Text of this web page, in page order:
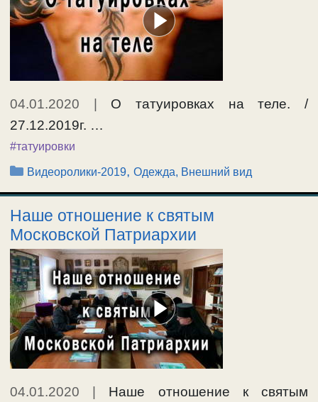
04.01.2020
О татуировках на теле. /
27.12.2019г. …
#татуировки
Рубрики
Видеоролики-2019,Одежда, Внешний вид
Наше отношение к святым
Московской Патриархии
04.01.2020
Наше отношение к святым